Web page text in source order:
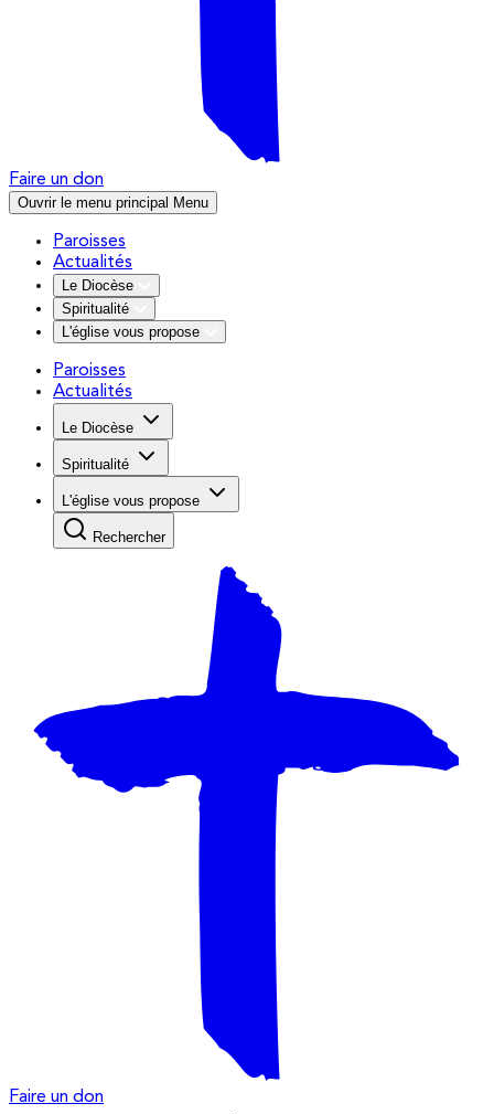
Faire un don
Ouvrir le menu principal Menu
Paroisses
Actualités
Le Diocèse
Spiritualité
L'église vous propose
Paroisses
Actualités
Le Diocèse
Spiritualité
L'église vous propose
Rechercher
Faire un don